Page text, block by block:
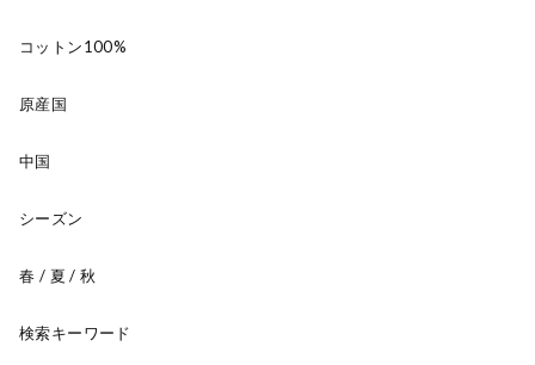
コットン100%
原産国
中国
シーズン
春 / 夏 / 秋
検索キーワード